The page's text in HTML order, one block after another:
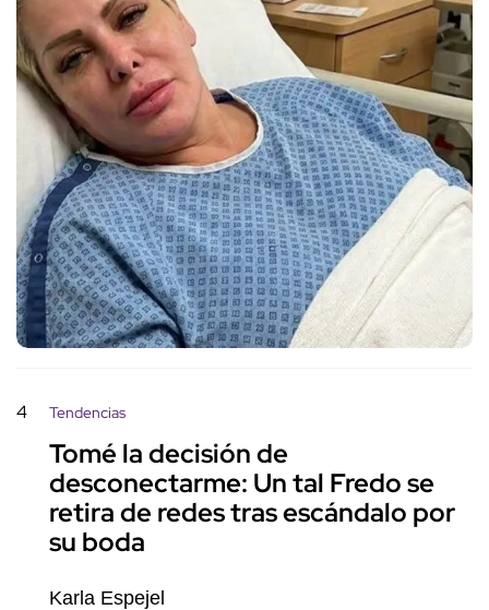
4 Tendencias
Tomé la decisión de
desconectarme: Un tal Fredo se
retira de redes tras escándalo por
su boda
Karla Espejel